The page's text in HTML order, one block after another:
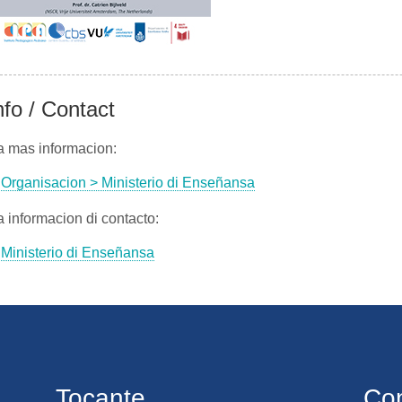
/ Contact
mas informacion:
Organisacion > Ministerio di Enseñansa
informacion di contacto:
Ministerio di Enseñansa